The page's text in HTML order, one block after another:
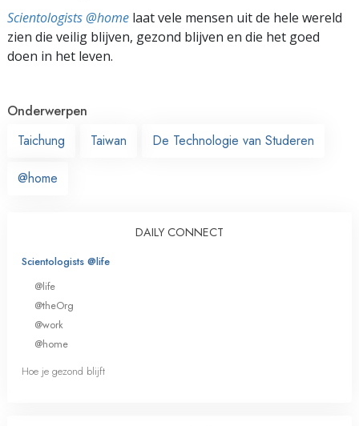
Scientologists @home laat vele mensen uit de hele wereld
zien die veilig blijven, gezond blijven en die het goed
doen in het leven.
Onderwerpen
Taichung
Taiwan De Technologie van Studeren
@home
DAILY CONNECT
Scientologists @life
@life
@theOrg
@work
@home
Hoe je gezond blijft